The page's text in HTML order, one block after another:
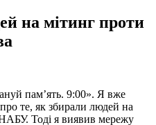
на мітинг проти
пам’ять. 9:00». Я вже
те, як збирали людей на
Тоді я виявив мережу